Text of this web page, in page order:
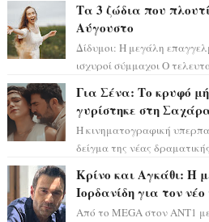
Τα 3 ζώδια που
Αύγουστο
Δίδυμοι: Η μεγάλη
ισχυροί σύμμαχοι Ο
Για Σένα: Το κρυφό
γυρίστηκε στη
Η κινηματογραφική
δείγμα της νέας
Κρίνο και Αγκάθι: Η
Ιορδανίδη για τον
Από το MEGA στον ΑΝΤ1